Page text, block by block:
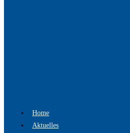
Home
Aktuelles